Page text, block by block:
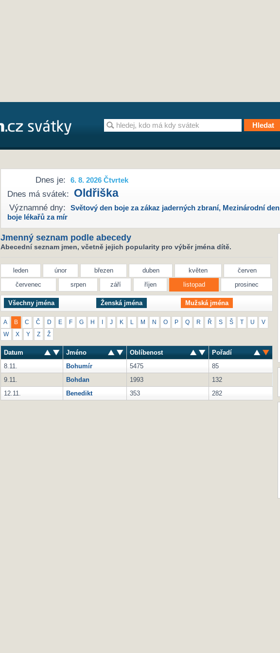
Dnes je: 6. 8. 2026 Čtvrtek
Dnes má svátek: Oldřiška
Významné dny: Světový den boje za zákaz jaderných zbraní, Mezinárodní den
boje lékařů za mír
Jmenný seznam podle abecedy
Abecední seznam jmen, včetně jejich popularity pro výběr jména dítě.
leden únor březen duben květen
červen
červenec
srpen září říjen listopad prosinec
Všechny jména Ženská jména Mužská jména
A B C Č D E F G H J K M N O P Q R Ř S Š T U V
W X Y Z Ž
Datum Jméno Oblíbenost
Pořadí
8.11.
Bohumír 5475
85
9.11.
Bohdan 1993
132
12.11.
Benedikt 353 282